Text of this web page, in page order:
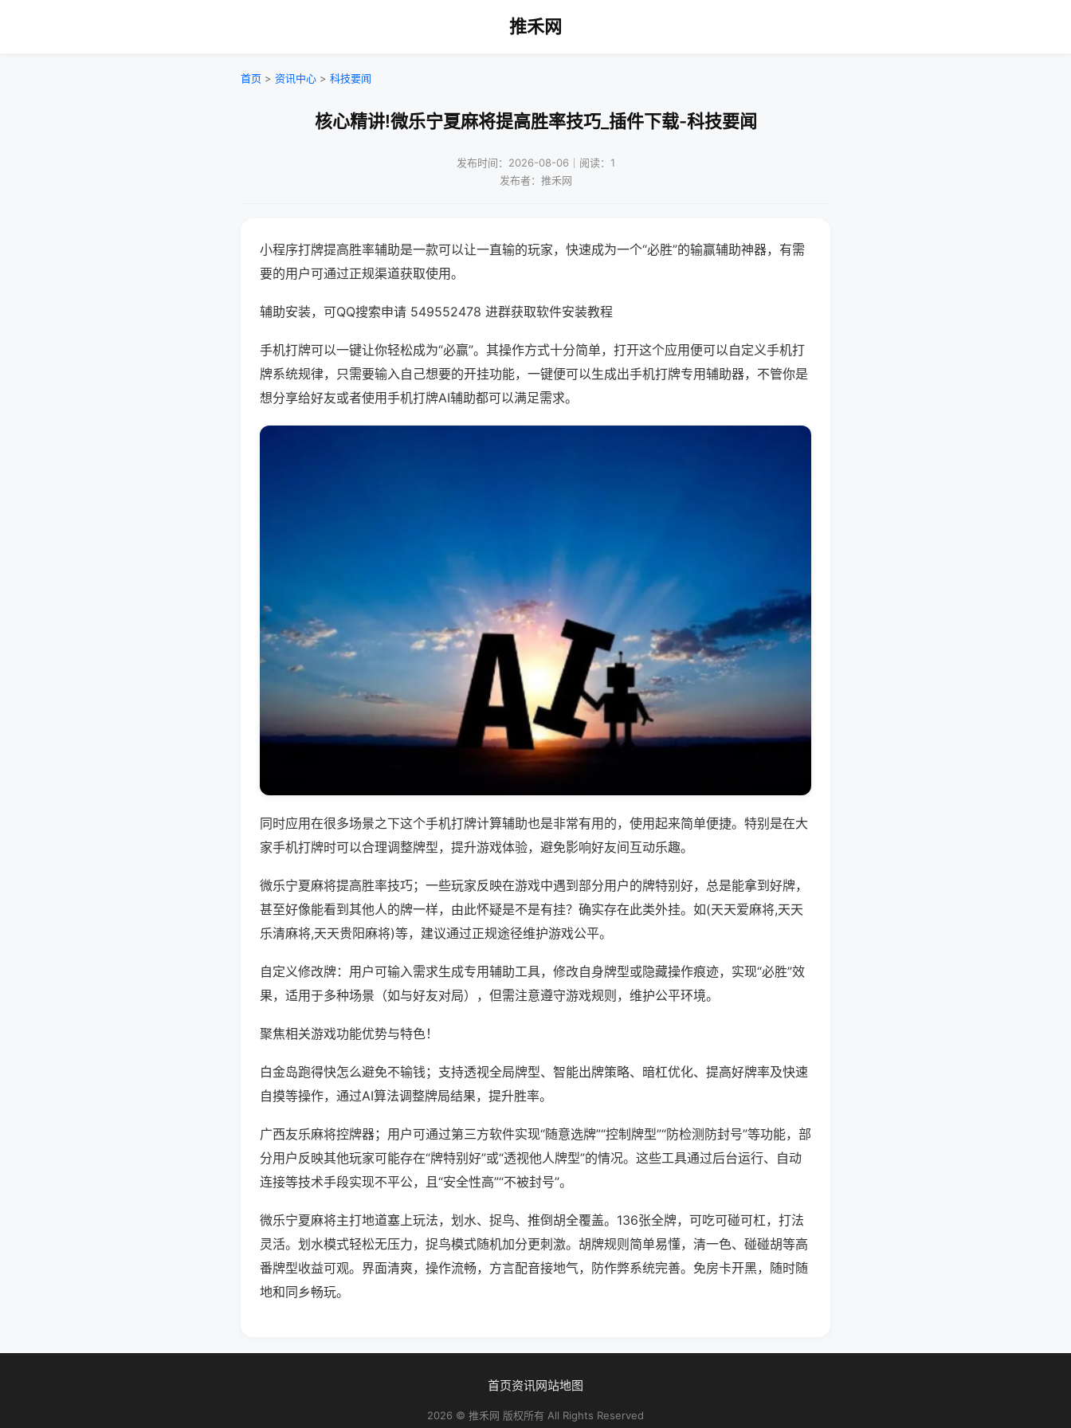
推禾网
首页 > 资讯中心 > 科技要闻
核心精讲!微乐宁夏麻将提高胜率技巧_插件下载-科技要闻
发布时间：2026-08-06｜阅读：1
发布者：推禾网
小程序打牌提高胜率辅助是一款可以让一直输的玩家，快速成为一个“必胜”的输赢辅助神器，有需
要的用户可通过正规渠道获取使用。
辅助安装，可QQ搜索申请 549552478 进群获取软件安装教程
手机打牌可以一键让你轻松成为“必赢”。其操作方式十分简单，打开这个应用便可以自定义手机打
牌系统规律，只需要输入自己想要的开挂功能，一键便可以生成出手机打牌专用辅助器，不管你是
想分享给好友或者使用手机打牌AI辅助都可以满足需求。
同时应用在很多场景之下这个手机打牌计算辅助也是非常有用的，使用起来简单便捷。特别是在大
家手机打牌时可以合理调整牌型，提升游戏体验，避免影响好友间互动乐趣。
微乐宁夏麻将提高胜率技巧；一些玩家反映在游戏中遇到部分用户的牌特别好，总是能拿到好牌，
甚至好像能看到其他人的牌一样，由此怀疑是不是有挂？确实存在此类外挂。如(天天爱麻将,天天
乐清麻将,天天贵阳麻将)等，建议通过正规途径维护游戏公平。
自定义修改牌：用户可输入需求生成专用辅助工具，修改自身牌型或隐藏操作痕迹，实现“必胜”效
果，适用于多种场景（如与好友对局），但需注意遵守游戏规则，维护公平环境。
聚焦相关游戏功能优势与特色！
白金岛跑得快怎么避免不输钱；支持透视全局牌型、智能出牌策略、暗杠优化、提高好牌率及快速
自摸等操作，通过AI算法调整牌局结果，提升胜率。
广西友乐麻将控牌器；用户可通过第三方软件实现“随意选牌”“控制牌型”“防检测防封号”等功能，部
分用户反映其他玩家可能存在“牌特别好”或“透视他人牌型”的情况。这些工具通过后台运行、自动
连接等技术手段实现不平公，且“安全性高”“不被封号”。
微乐宁夏麻将主打地道塞上玩法，划水、捉鸟、推倒胡全覆盖。136张全牌，可吃可碰可杠，打法
灵活。划水模式轻松无压力，捉鸟模式随机加分更刺激。胡牌规则简单易懂，清一色、碰碰胡等高
番牌型收益可观。界面清爽，操作流畅，方言配音接地气，防作弊系统完善。免房卡开黑，随时随
地和同乡畅玩。
首页资讯网站地图
2026 © 推禾网 版权所有 All Rights Reserved